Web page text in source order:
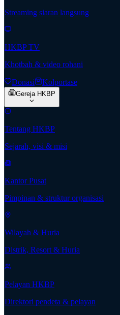
Streaming siaran langsung
HKBP TV
Khotbah & video rohani
Donasi Kolportase
Gereja HKBP
Tentang HKBP
Sejarah, visi & misi
Kantor Pusat
Pimpinan & struktur organisasi
Wilayah & Huria
Distrik, Resort & Huria
Pelayan HKBP
Direktori pendeta & pelayan